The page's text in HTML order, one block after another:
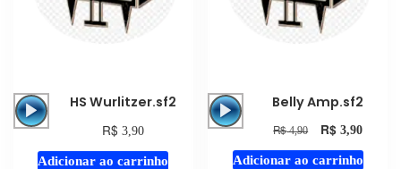
Tocador
áudio
HS Wurlitzer.sf2
R$ 3,90
Adicionar ao carrinho
Tocador
áudio
Belly Amp.sf2
R$4,90 R$ 3,90
Adicionar ao carrinho